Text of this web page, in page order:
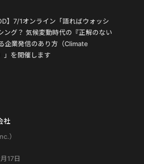
】7/1オンライン「語ればウォッシ
ング？ 気候変動時代の『正解のない
企業発信のあり方（Climate
」を開催します
社
）
17日